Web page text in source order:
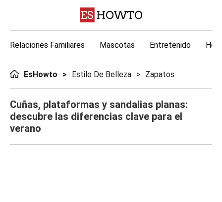
Relaciones Familiares Mascotas Entretenido
EsHowto Estilo De Belleza Zapatos
Cuñas, plataformas y sandalias planas:
descubre las diferencias clave para el
verano